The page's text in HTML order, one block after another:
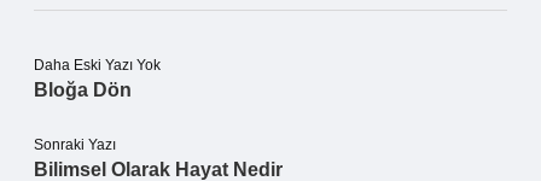
Daha Eski Yazı Yok
Bloğa Dön
Sonraki Yazı
Bilimsel Olarak Hayat Nedir